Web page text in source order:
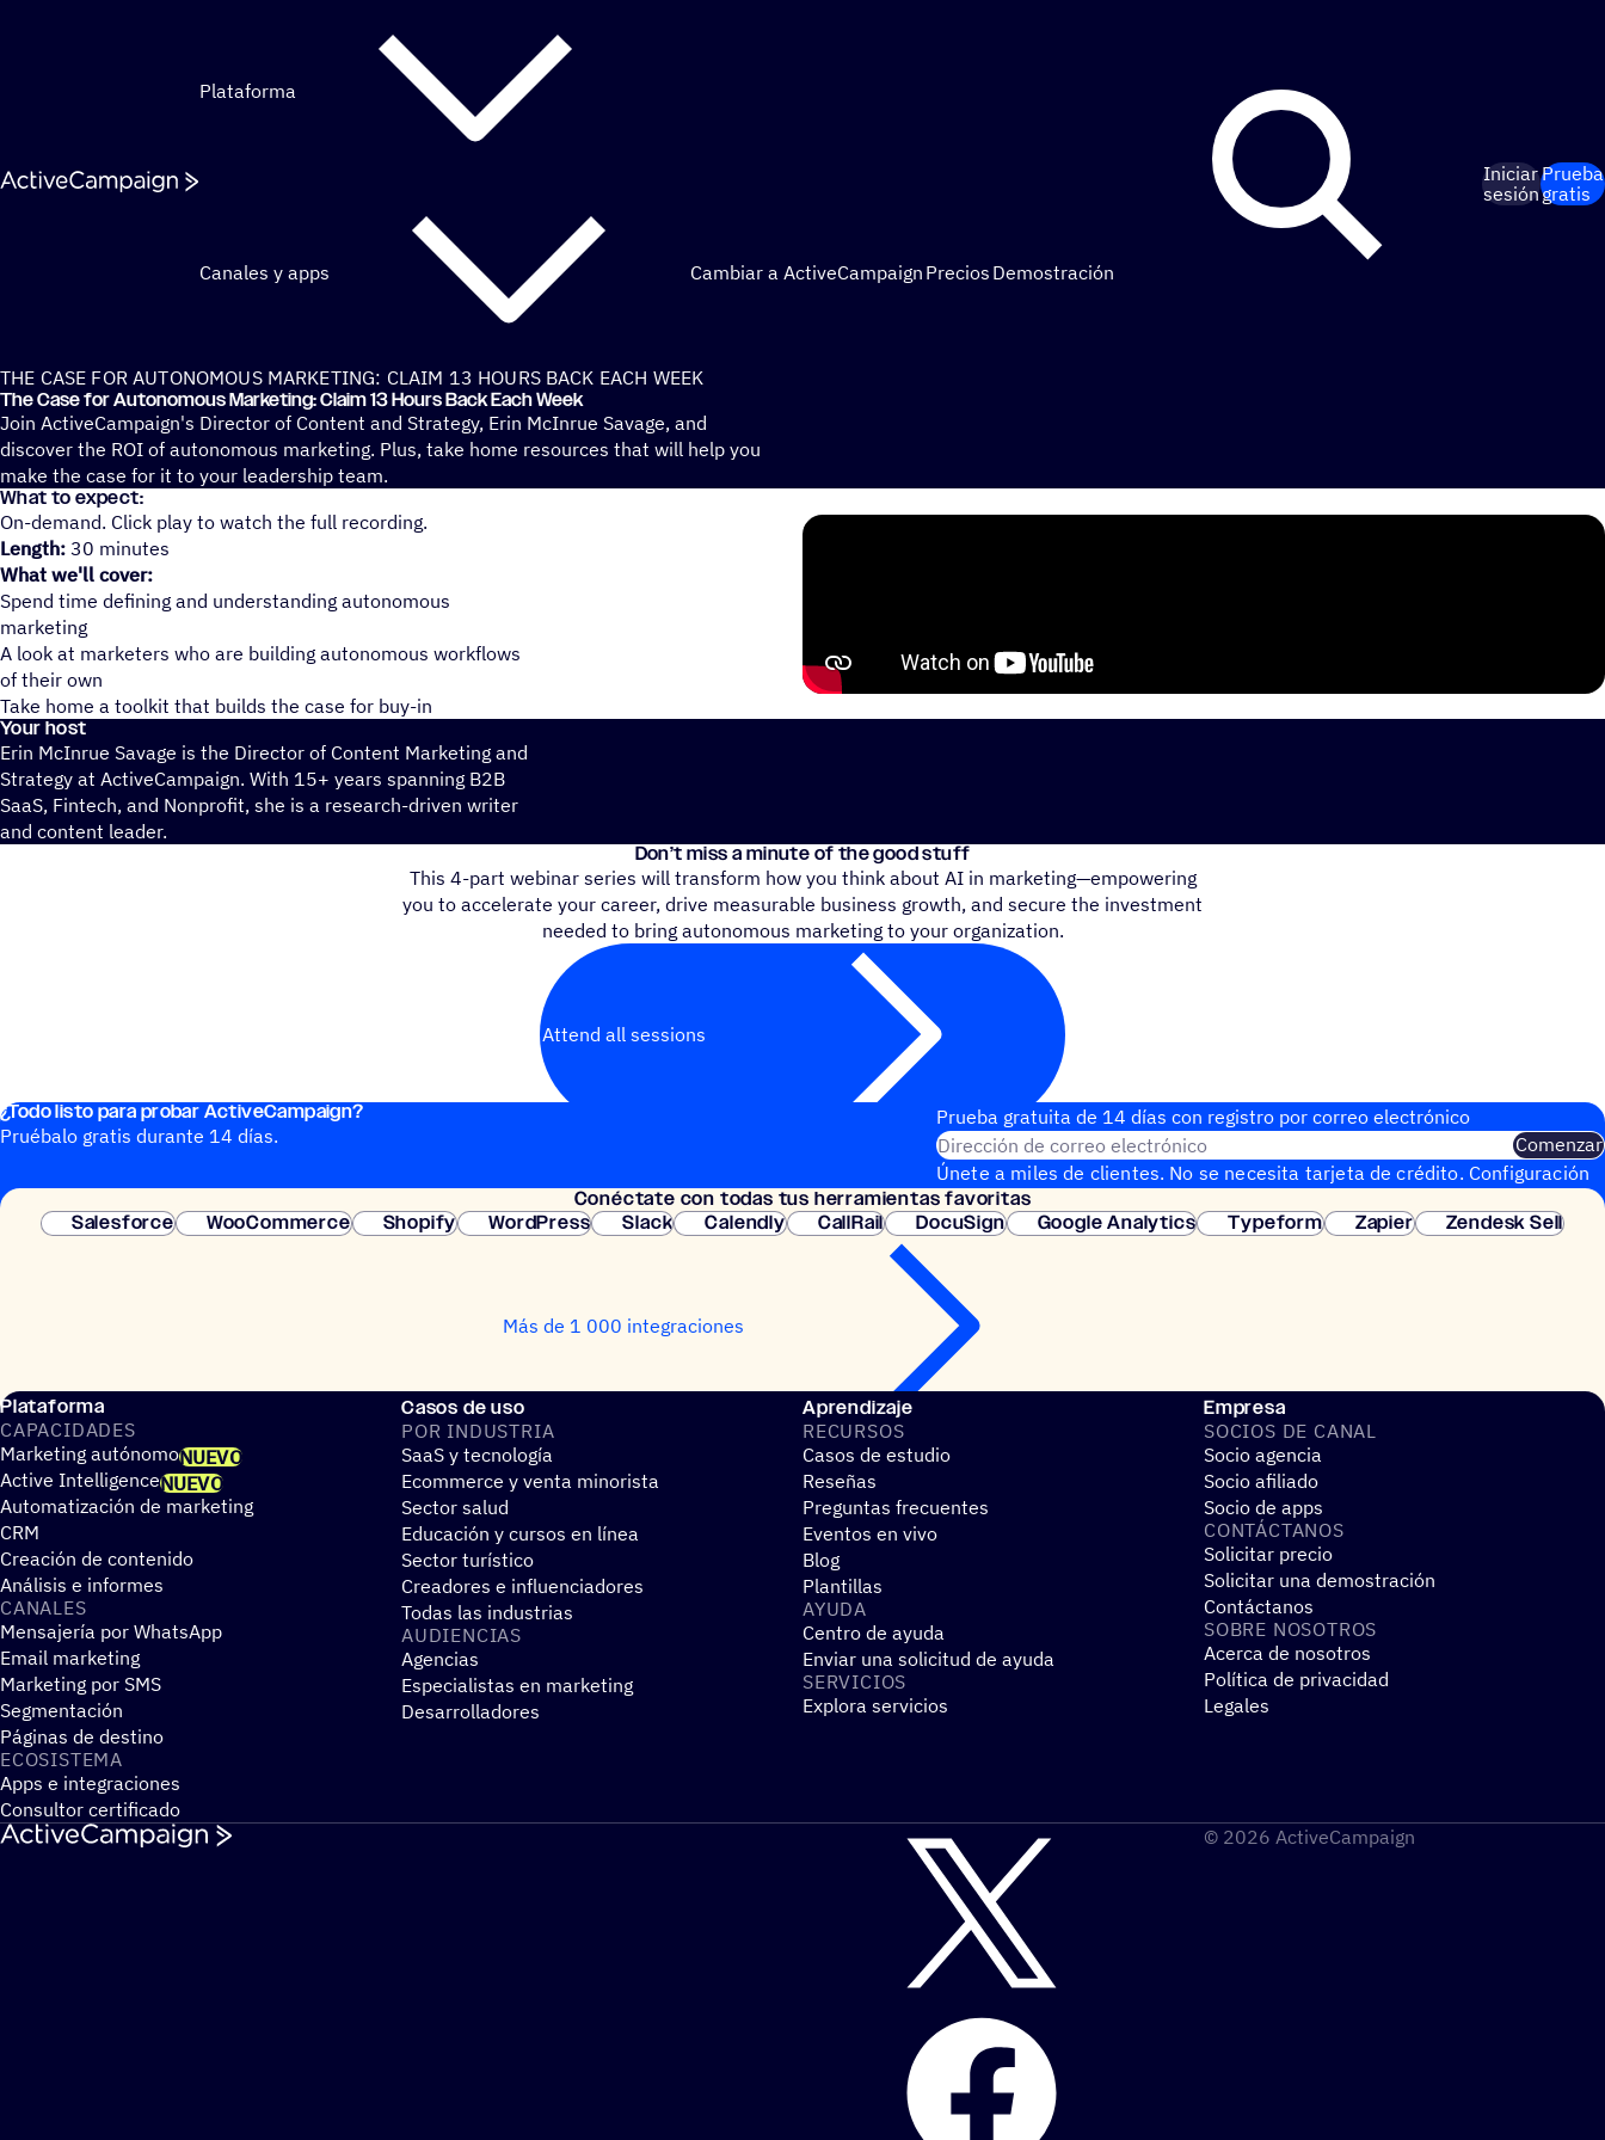
Plataforma
Canales y apps Cambiar a ActiveCampaign Precios Demostración
Iniciar
sesión
Prueba
gratis
THE CASE FOR AUTONOMOUS MARKETING: CLAIM 13 HOURS BACK EACH WEEK
The Case for Auto­no­mous Marke­ting: Claim 13 Hours Back Each Week
Join ActiveCampaign's Director of Content and Strategy, Erin McInrue Savage, and
discover the ROI of autonomous marketing. Plus, take home resources that will help you
make the case for it to your leadership team.
What to expect:
On-demand. Click play to watch the full recording.
Length: 30 minutes
What we'll cover:
Spend time defining and understanding autonomous
marketing
A look at marketers who are building autonomous workflows
of their own
Take home a toolkit that builds the case for buy-in
Your host
Erin McInrue Savage is the Director of Content Marketing and
Strategy at ActiveCampaign. With 15+ years spanning B2B
SaaS, Fintech, and Nonprofit, she is a research-driven writer
and content leader.
Don’t miss a minute of the good stuff
This 4-part webinar series will transform how you think about AI in marketing—empowering
you to accelerate your career, drive measurable business growth, and secure the investment
needed to bring autonomous marketing to your organization.
Attend all sessions
¿Todo listo para probar ActiveCampaign?
Pruébalo gratis durante 14 días.
Prueba gratuita de 14 días con regis­tro por correo electrónico
Dirección de correo electrónico
Comenzar
Únete a miles de clientes. No se necesita tarjeta de crédito. Configuración
instantánea.
Conéc­tate con todas tus herramientas favoritas
Salesforce
WooCommerce Shopify WordPress Slack Calendly CallRail DocuSign Google Analytics Typeform Zapier Zendesk Sell
Más de 1 000 integraciones
Plataforma
CAPA­CI­DA­DES
Marketing autónomoNUEVO
Active IntelligenceNUEVO
Automatización de marketing
CRM
Creación de contenido
Análisis e informes
CANALES
Mensajería por WhatsApp
Email marketing
Marketing por SMS
Segmentación
Páginas de destino
ECOSIS­TEMA
Apps e integraciones
Consultor certificado
Casos de uso
POR INDUS­TRIA
SaaS y tecnología
Ecommerce y venta minorista
Sector salud
Educación y cursos en línea
Sector turístico
Creadores e influenciadores
Todas las industrias
AUDIEN­CIAS
Agencias
Especialistas en marketing
Desarrolladores
Aprendizaje
RECUR­SOS
Casos de estudio
Reseñas
Preguntas frecuentes
Eventos en vivo
Blog
Plantillas
AYUDA
Centro de ayuda
Enviar una solicitud de ayuda
SERVI­CIOS
Explora servicios
Empresa
SOCIOS DE CANAL
Socio agencia
Socio afiliado
Socio de apps
CONTÁC­TA­NOS
Solicitar precio
Solicitar una demostración
Contáctanos
SOBRE NOSO­TROS
Acerca de nosotros
Política de privacidad
Legales
© 2026 ActiveCampaign